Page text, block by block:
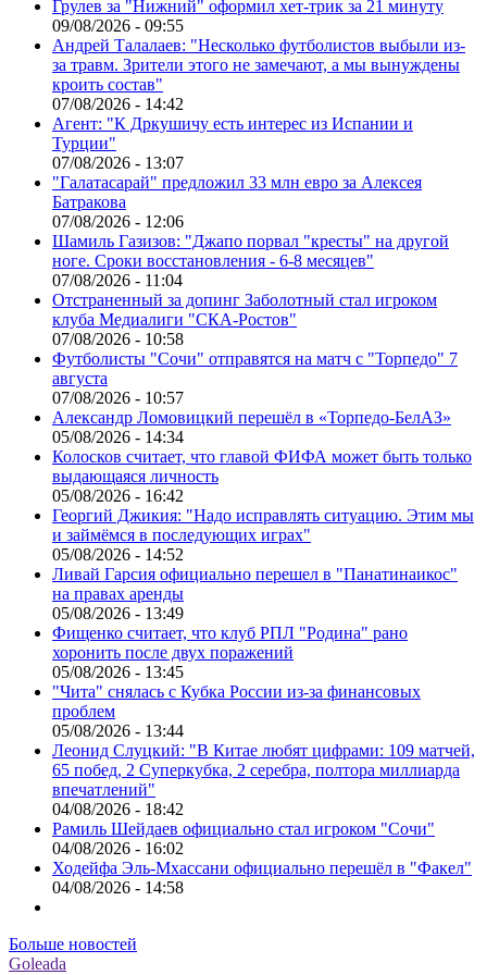
Грулев за "Нижний" оформил хет-трик за 21 минуту
09/08/2026 - 09:55
Андрей Талалаев: "Несколько футболистов выбыли из-
за травм. Зрители этого не замечают, а мы вынуждены
кроить состав"
07/08/2026 - 14:42
Агент: "К Дркушичу есть интерес из Испании и
Турции"
07/08/2026 - 13:07
"Галатасарай" предложил 33 млн евро за Алексея
Батракова
07/08/2026 - 12:06
Шамиль Газизов: "Джапо порвал "кресты" на другой
ноге. Сроки восстановления - 6-8 месяцев"
07/08/2026 - 11:04
Отстраненный за допинг Заболотный стал игроком
клуба Медиалиги "СКА-Ростов"
07/08/2026 - 10:58
Футболисты "Сочи" отправятся на матч с "Торпедо" 7
августа
07/08/2026 - 10:57
Александр Ломовицкий перешёл в «Торпедо-БелАЗ»
05/08/2026 - 14:34
Колосков считает, что главой ФИФА может быть только
выдающаяся личность
05/08/2026 - 16:42
Георгий Джикия: "Надо исправлять ситуацию. Этим мы
и займёмся в последующих играх"
05/08/2026 - 14:52
Ливай Гарсия официально перешел в "Панатинаикос"
на правах аренды
05/08/2026 - 13:49
Фищенко считает, что клуб РПЛ "Родина" рано
хоронить после двух поражений
05/08/2026 - 13:45
"Чита" снялась с Кубка России из-за финансовых
проблем
05/08/2026 - 13:44
Леонид Слуцкий: "В Китае любят цифрами: 109 матчей,
65 побед, 2 Суперкубка, 2 серебра, полтора миллиарда
впечатлений"
04/08/2026 - 18:42
Рамиль Шейдаев официально стал игроком "Сочи"
04/08/2026 - 16:02
Ходейфа Эль-Мхассани официально перешёл в "Факел"
04/08/2026 - 14:58
Больше новостей
Goleada